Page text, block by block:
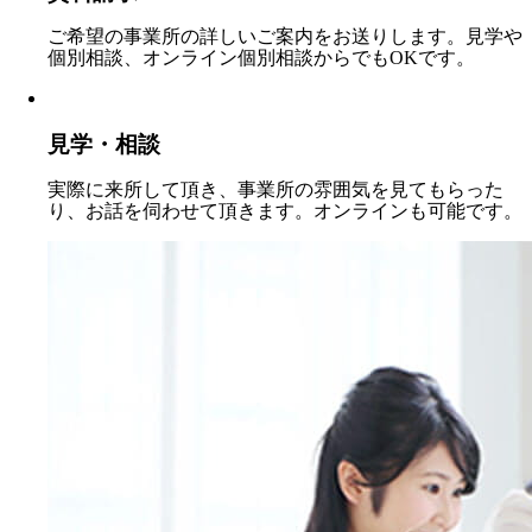
ご希望の事業所の詳しいご案内をお送りします。見学や
個別相談、オンライン個別相談からでもOKです。
見学・相談
実際に来所して頂き、事業所の雰囲気を見てもらった
り、お話を伺わせて頂きます。オンラインも可能です。